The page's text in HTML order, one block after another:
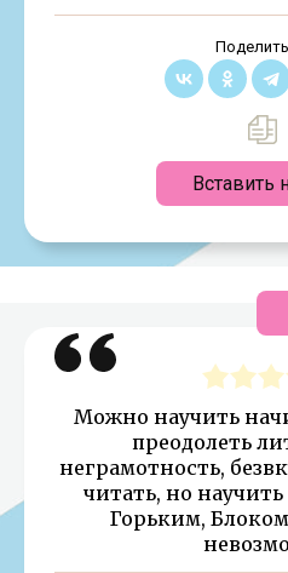
Вставить
Можно научить
преодолеть
неграмотность,
читать, но
Горьким,